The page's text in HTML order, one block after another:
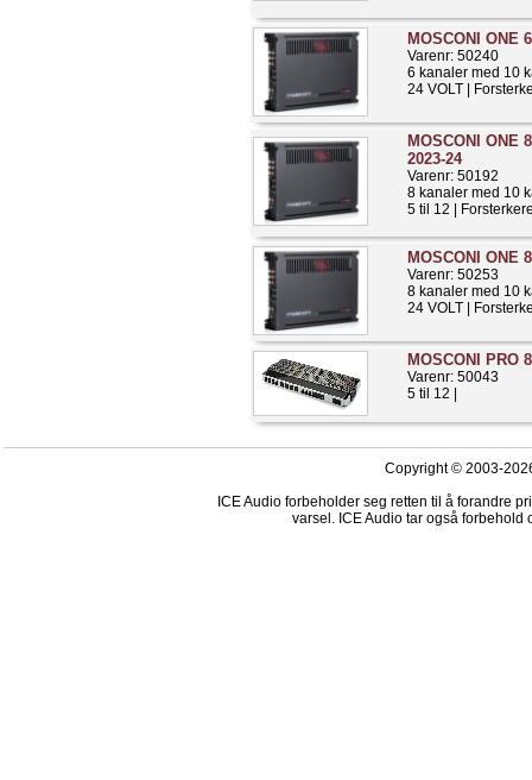
MOSCONI ONE
Varenr: 50240
6 kanaler med 10
24 VOLT |
MOSCONI ONE
2023-24
Varenr: 50192
8 kanaler med 10
5 til 12 |
MOSCONI ONE
Varenr: 50253
8 kanaler med 10
24 VOLT |
MOSCONI PRO
Varenr: 50043
5 til 12 |
Copyright © 2003-
ICE Audio forbeholder seg retten til å forandre
varsel. ICE Audio tar også forbehold